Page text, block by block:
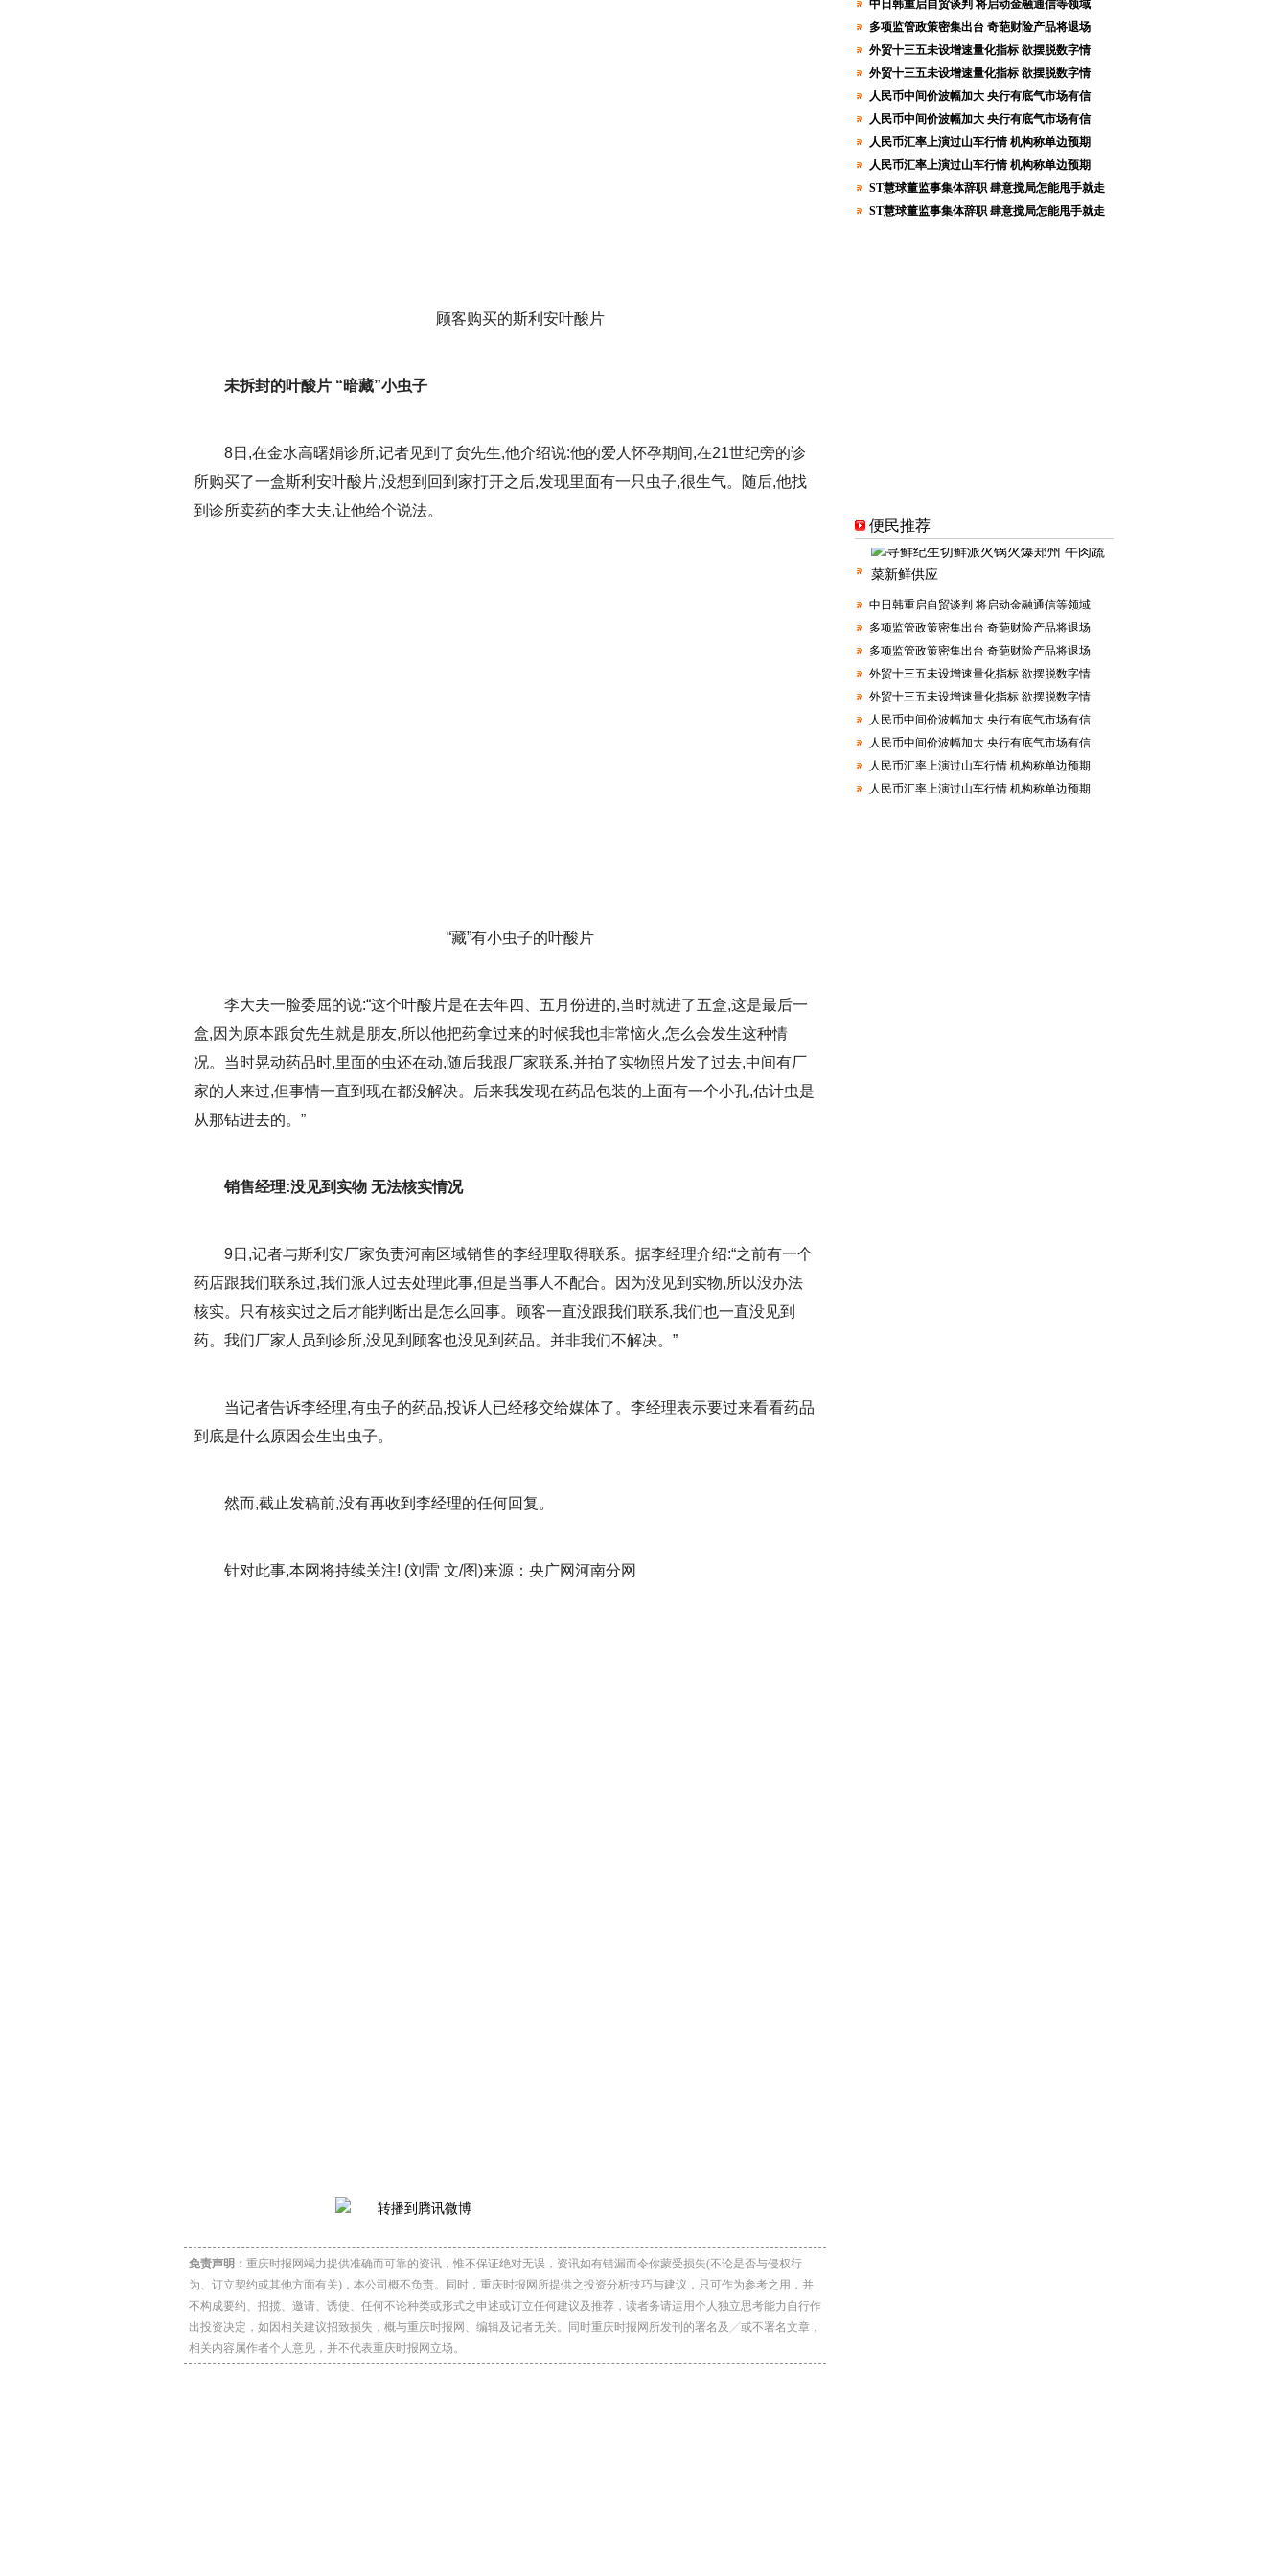
顾客购买的斯利安叶酸片
未拆封的叶酸片 “暗藏”小虫子
8日,在金水高曙娟诊所,记者见到了贠先生,他介绍说:他的爱人怀孕期间,在21世纪旁的诊
所购买了一盒斯利安叶酸片,没想到回到家打开之后,发现里面有一只虫子,很生气。随后,他找
到诊所卖药的李大夫,让他给个说法。
“藏”有小虫子的叶酸片
李大夫一脸委屈的说:“这个叶酸片是在去年四、五月份进的,当时就进了五盒,这是最后一
盒,因为原本跟贠先生就是朋友,所以他把药拿过来的时候我也非常恼火,怎么会发生这种情
况。当时晃动药品时,里面的虫还在动,随后我跟厂家联系,并拍了实物照片发了过去,中间有厂
家的人来过,但事情一直到现在都没解决。后来我发现在药品包装的上面有一个小孔,估计虫是
从那钻进去的。”
销售经理:没见到实物 无法核实情况
9日,记者与斯利安厂家负责河南区域销售的李经理取得联系。据李经理介绍:“之前有一个
药店跟我们联系过,我们派人过去处理此事,但是当事人不配合。因为没见到实物,所以没办法
核实。只有核实过之后才能判断出是怎么回事。顾客一直没跟我们联系,我们也一直没见到
药。我们厂家人员到诊所,没见到顾客也没见到药品。并非我们不解决。”
当记者告诉李经理,有虫子的药品,投诉人已经移交给媒体了。李经理表示要过来看看药品
到底是什么原因会生出虫子。
然而,截止发稿前,没有再收到李经理的任何回复。
针对此事,本网将持续关注! (刘雷 文/图)来源：央广网河南分网
免责声明： 重庆时报网竭力提供准确而可靠的资讯，惟不保证绝对无误，资讯如有错漏而令你蒙受损失(不论是否与侵权行
为、订立契约或其他方面有关)，本公司概不负责。同时，重庆时报网所提供之投资分析技巧与建议，只可作为参考之用，并
不构成要约、招揽、邀请、诱使、任何不论种类或形式之申述或订立任何建议及推荐，读者务请运用个人独立思考能力自行作
出投资决定，如因相关建议招致损失，概与重庆时报网、编辑及记者无关。同时重庆时报网所发刊的署名及╱或不署名文章，
相关内容属作者个人意见，并不代表重庆时报网立场。
中日韩重启自贸谈判 将启动金融通信等领域
多项监管政策密集出台 奇葩财险产品将退场
外贸十三五未设增速量化指标 欲摆脱数字情
外贸十三五未设增速量化指标 欲摆脱数字情
人民币中间价波幅加大 央行有底气市场有信
人民币中间价波幅加大 央行有底气市场有信
人民币汇率上演过山车行情 机构称单边预期
人民币汇率上演过山车行情 机构称单边预期
ST慧球董监事集体辞职 肆意搅局怎能甩手就走
ST慧球董监事集体辞职 肆意搅局怎能甩手就走
便民推荐
中日韩重启自贸谈判 将启动金融通信等领域
多项监管政策密集出台 奇葩财险产品将退场
多项监管政策密集出台 奇葩财险产品将退场
外贸十三五未设增速量化指标 欲摆脱数字情
外贸十三五未设增速量化指标 欲摆脱数字情
人民币中间价波幅加大 央行有底气市场有信
人民币中间价波幅加大 央行有底气市场有信
人民币汇率上演过山车行情 机构称单边预期
人民币汇率上演过山车行情 机构称单边预期